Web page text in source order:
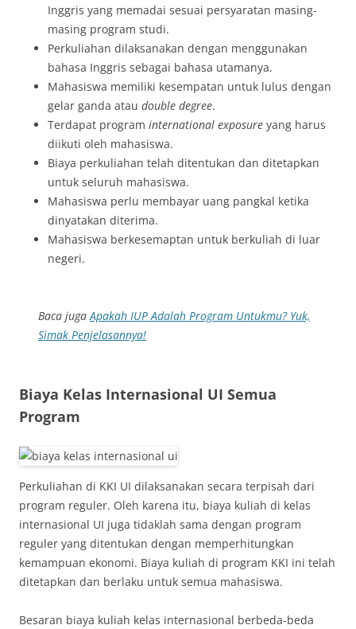
Inggris yang memadai sesuai persyaratan masing-
masing program studi.
Perkuliahan dilaksanakan dengan menggunakan
bahasa Inggris sebagai bahasa utamanya.
Mahasiswa memiliki kesempatan untuk lulus dengan
gelar ganda atau double degree.
Terdapat program international exposure yang harus
diikuti oleh mahasiswa.
Biaya perkuliahan telah ditentukan dan ditetapkan
untuk seluruh mahasiswa.
Mahasiswa perlu membayar uang pangkal ketika
dinyatakan diterima.
Mahasiswa berkesemaptan untuk berkuliah di luar
negeri.
Baca jugaApakah IUP Adalah Program Untukmu? Yuk,
Simak Penjelasannya!
Biaya Kelas Internasional UI Semua
Program
Perkuliahan di KKI UI dilaksanakan secara terpisah dari
program reguler. Oleh karena itu, biaya kuliah di kelas
internasional UI juga tidaklah sama dengan program
reguler yang ditentukan dengan memperhitungkan
kemampuan ekonomi. Biaya kuliah di program KKI ini telah
ditetapkan dan berlaku untuk semua mahasiswa.
Besaran biaya kuliah kelas internasional berbeda-beda